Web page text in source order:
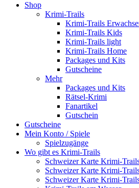
Shop
Krimi-Trails
Krimi-Trails
Krimi-Trails Kids
Krimi-Trails light
Krimi-Trails Home
Packages und Kits
Gutscheine
Mehr
Packages und Kits
Rätsel-Krimi
Fanartikel
Gutschein
Gutscheine
Mein Konto / Spiele
Spielzugänge
Wo gibt es Krimi-Trails
Schweizer Karte Krimi-
Schweizer Karte Krimi-
Schweizer Karte Krimi-